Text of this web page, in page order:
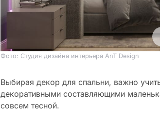
Фото: Студия дизайна интерьера AnT Design
Выбирая декор для спальни, важно
декоративными составляющими
совсем тесной.